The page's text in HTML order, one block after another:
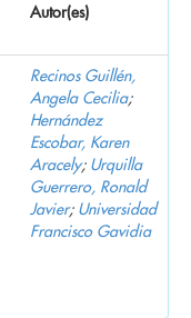
Autor(es)
Recinos Guillén,
Angela Cecilia;
Hernández
Escobar, Karen
Aracely; Urquilla
Guerrero, Ronald
Javier; Universidad
Francisco Gavidia